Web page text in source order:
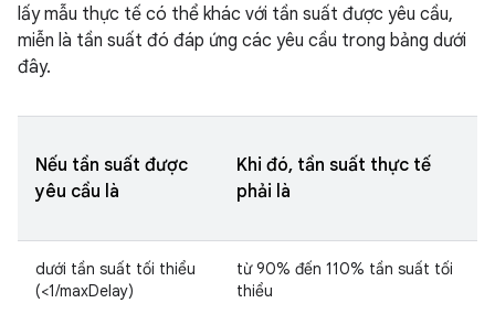
lấy mẫu thực tế có thể khác với tần suất được yêu cầu,
miễn là tần suất đó đáp ứng các yêu cầu trong bảng dưới
đây.
Nếu tần suất được
yêu cầu là
Khi đó, tần suất thực tế
phải là
dưới tần suất tối thiểu
(<1/maxDelay)
từ 90% đến 110% tần suất tối
thiểu